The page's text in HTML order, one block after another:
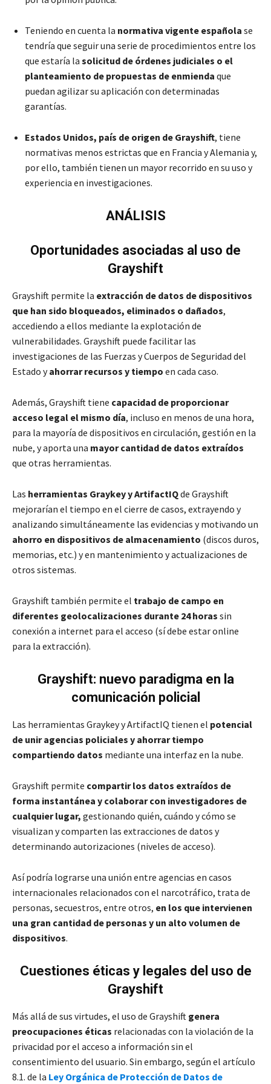
Teniendo en cuenta la normativa vigente española se
tendría que seguir una serie de procedimientos entre los
que estaría la solicitud de órdenes judiciales o el
planteamiento de propuestas de enmienda que
puedan agilizar su aplicación con determinadas
garantías.
Estados Unidos, país de origen de Grayshift, tiene
normativas menos estrictas que en Francia y Alemania y,
por ello, también tienen un mayor recorrido en su uso y
experiencia en investigaciones.
ANÁLISIS
Oportunidades asociadas al uso de
Grayshift
Grayshift permite la extracción de datos de dispositivos
que han sido bloqueados, eliminados o dañados,
accediendo a ellos mediante la explotación de
vulnerabilidades. Grayshift puede facilitar las
investigaciones de las Fuerzas y Cuerpos de Seguridad del
Estado yahorrar recursos y tiempo en cada caso.
Además, Grayshift tiene capacidad de proporcionar
acceso legal el mismo día, incluso en menos de una hora,
para la mayoría de dispositivos en circulación, gestión en la
nube, y aporta una mayor cantidad de datos extraídos
que otras herramientas.
Las herramientas Graykey y ArtifactIQde Grayshift
mejorarían el tiempo en el cierre de casos, extrayendo y
analizando simultáneamente las evidencias y motivando un
ahorro en dispositivos de almacenamiento (discos duros,
memorias, etc.) y en mantenimiento y actualizaciones de
otros sistemas.
Grayshift también permite el trabajo de campo en
diferentes geolocalizaciones durante 24 horas sin
conexión a internet para el acceso (sí debe estar online
para la extracción).
Grayshift: nuevo paradigma en la
comunicación policial
Las herramientas Graykey y ArtifactIQ tienen el potencial
de unir agencias policiales y ahorrar tiempo
compartiendo datos mediante una interfaz en la nube.
Grayshift permite compartir los datos extraídos de
forma instantánea y colaborar con investigadores de
cualquier lugar, gestionando quién, cuándo y cómo se
visualizan y comparten las extracciones de datos y
determinando autorizaciones (niveles de acceso).
Así podría lograrse una unión entre agencias en casos
internacionales relacionados con el narcotráfico, trata de
personas, secuestros, entre otros, en los que intervienen
una gran cantidad de personas y un alto volumen de
dispositivos.
Cuestiones éticas y legales del uso de
Grayshift
Más allá de sus virtudes, el uso de Grayshift genera
preocupaciones éticas relacionadas con la violación de la
privacidad por el acceso a información sin el
consentimiento del usuario. Sin embargo, según el artículo
8.1. de la Ley Orgánica de Protección de Datos de